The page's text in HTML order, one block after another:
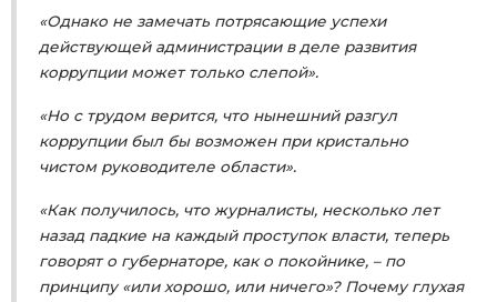
«Однако не замечать потрясающие успехи
действующей администрации в деле развития
коррупции может только слепой».
«Но с трудом верится, что нынешний разгул
коррупции был бы возможен при кристально
чистом руководителе области».
«Как получилось, что журналисты, несколько лет
назад падкие на каждый проступок власти, теперь
говорят о губернаторе, как о покойнике, – по
принципу «или хорошо, или ничего»? Почему глухая